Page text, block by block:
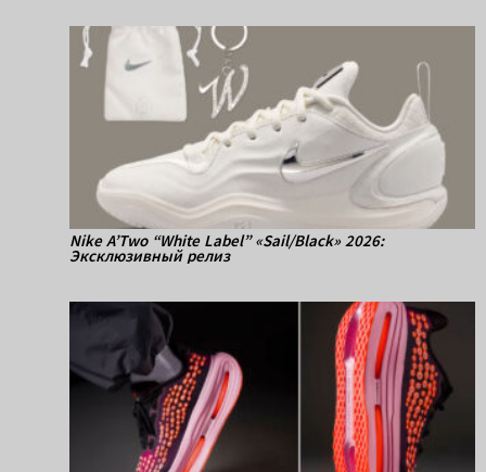
Nike A’Two “White Label” «Sail/Black» 2026:
Эксклюзивный релиз